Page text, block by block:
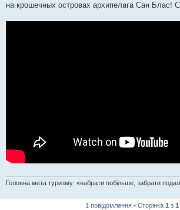
на крошечных островах архипелага Сан Блас!
Головна мета туризму: «набрати побільше, забрати
1 повідомлення • Сторінка 1 з 1